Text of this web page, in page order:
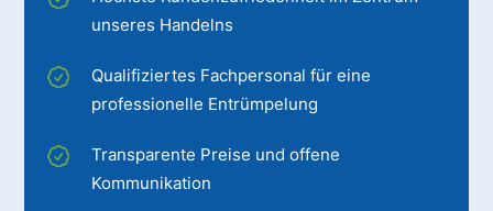
unseres Handelns
Qualifiziertes Fachpersonal für eine
professionelle Entrümpelung
Transparente Preise und offene
Kommunikation